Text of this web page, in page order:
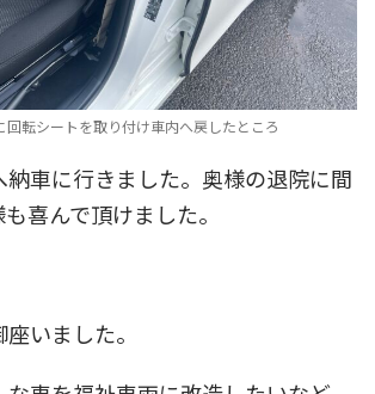
回転シートを取り付け車内へ戻したところ
納車に行きました。奥様の退院に間
喜んで頂けました。
いました。